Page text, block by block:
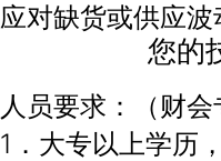
应对缺货或供应波
您的
人员要求：（财会
1．大专以上学历